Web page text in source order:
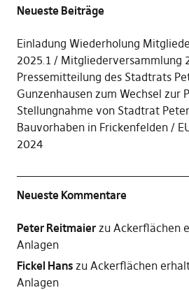
Neueste Beiträge
Einladung Wiederholung
2025.1
Mitgliederversammlung
Pressemitteilung des Stadtrats
Gunzenhausen zum Wechsel zur
Stellungnahme von Stadtrat
Bauvorhaben in Frickenfelden
2024
Neueste Kommentare
Peter Reitmaierzu Ackerflächen
Anlagen
Fickel Hanszu Ackerflächen
Anlagen